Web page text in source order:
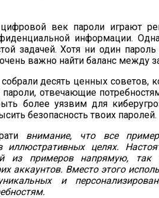
век пароли играют
информации.
задачей. Хотя ни один
важно найти баланс между
десять ценных советов,
отвечающие
более уязвим для
безопасность твоих паролей.
внимание, что все
иллюстративных целях.
из примеров напрямую,
аккаунтов. Вместо этого
и